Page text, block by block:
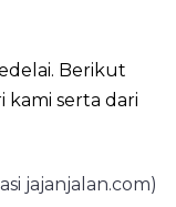
Berikut
serta dari
jajanjalan.com)